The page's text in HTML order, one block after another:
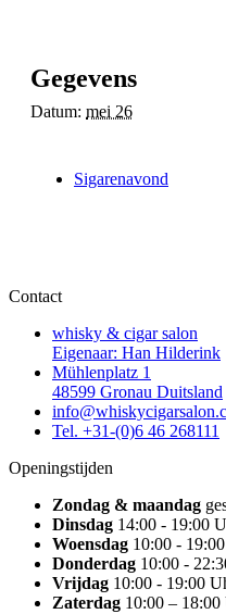
Gegevens
Datum: mei 26
Sigarenavond
Contact
whisky & cigar salon
Eigenaar: Han Hilderink
Mühlenplatz 1
48599 Gronau Duitsland
Tel. +31-(0)6 46 268111
Openingstijden
Zondag & maandag
Dinsdag 14:00 - 19:00
Woensdag 10:00 -
Donderdag 10:00 -
Vrijdag 10:00 - 19:00
Zaterdag 10:00 – 18:00